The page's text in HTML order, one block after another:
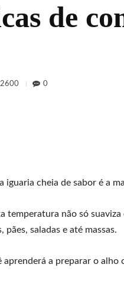
de
2600 0
iguaria cheia de sabor é a
temperatura não só
saladas e até massas.
a preparar o